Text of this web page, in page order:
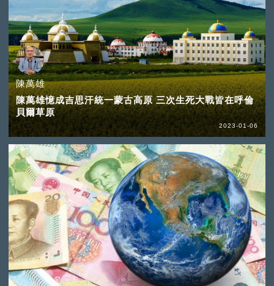
陳萬雄
陳萬雄憶成吉思汗統一蒙古高原 三次生死大戰皆在呼倫
貝爾草原
2023-01-06